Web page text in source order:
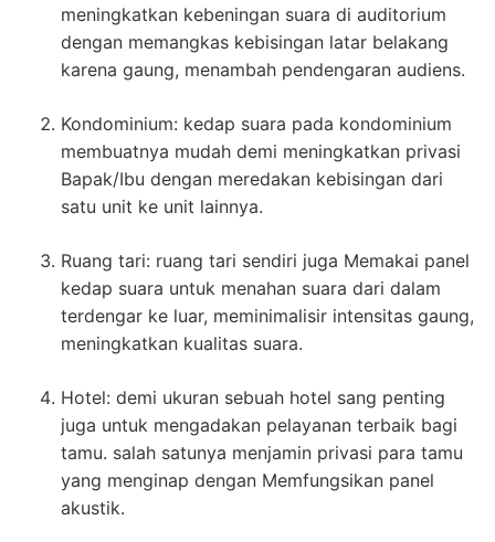
meningkatkan kebeningan suara di auditorium
dengan memangkas kebisingan latar belakang
karena gaung, menambah pendengaran audiens.
Kondominium: kedap suara pada kondominium
membuatnya mudah demi meningkatkan privasi
Bapak/Ibu dengan meredakan kebisingan dari
satu unit ke unit lainnya.
Ruang tari: ruang tari sendiri juga Memakai panel
kedap suara untuk menahan suara dari dalam
terdengar ke luar, meminimalisir intensitas gaung,
meningkatkan kualitas suara.
Hotel: demi ukuran sebuah hotel sang penting
juga untuk mengadakan pelayanan terbaik bagi
tamu. salah satunya menjamin privasi para tamu
yang menginap dengan Memfungsikan panel
akustik.